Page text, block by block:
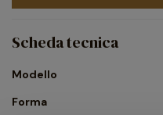
Scheda tecnica
Modello
Forma